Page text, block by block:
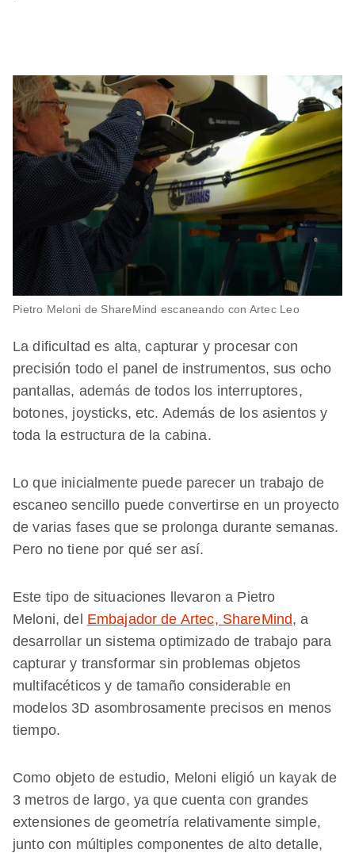
Pietro Meloni de ShareMind escaneando con Artec Leo
La dificultad es alta, capturar y procesar con
precisión todo el panel de instrumentos, sus ocho
pantallas, además de todos los interruptores,
botones, joysticks, etc. Además de los asientos y
toda la estructura de la cabina.
Lo que inicialmente puede parecer un trabajo de
escaneo sencillo puede convertirse en un proyecto
de varias fases que se prolonga durante semanas.
Pero no tiene por qué ser así.
Este tipo de situaciones llevaron a Pietro
Meloni, del Embajador de Artec, ShareMind, a
desarrollar un sistema optimizado de trabajo para
capturar y transformar sin problemas objetos
multifacéticos y de tamaño considerable en
modelos 3D asombrosamente precisos en menos
tiempo.
Como objeto de estudio, Meloni eligió un kayak de
3 metros de largo, ya que cuenta con grandes
extensiones de geometría relativamente simple,
junto con múltiples componentes de alto detalle,